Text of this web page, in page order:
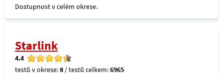
Dostupnost v celém okrese.
Starlink
4.4
testů v okrese:8 / testů celkem:6965